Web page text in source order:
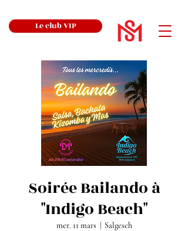
Le club VIP
Soirée Bailando à
"Indigo Beach"
mer. 11 mars Salgesch